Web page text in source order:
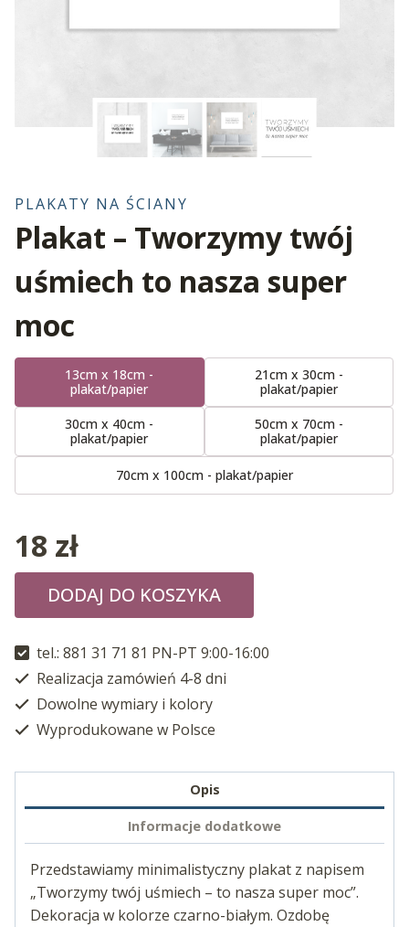
PLAKATY NA ŚCIANY
Plakat – Tworzymy twój
uśmiech to nasza super
moc
13cm x 18cm -
plakat/papier
21cm x 30cm -
plakat/papier
30cm x 40cm -
plakat/papier
50cm x 70cm -
plakat/papier
70cm x 100cm - plakat/papier
18 zł
DODAJ DO KOSZYKA
tel.: 881 31 71 81 PN-PT 9:00-16:00
Realizacja zamówień 4-8 dni
Dowolne wymiary i kolory
Wyprodukowane w Polsce
Opis
Informacje dodatkowe
Przedstawiamy minimalistyczny plakat z napisem
„Tworzymy twój uśmiech – to nasza super moc”.
Dekoracja w kolorze czarno-białym. Ozdobę